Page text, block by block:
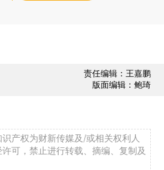
责任编辑：王嘉鹏
版面编辑：鲍琦
产权为财新传媒及/或相关权利人
可，禁止进行转载、摘编、复制及